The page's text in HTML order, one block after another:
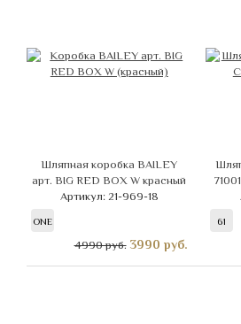
Шляпная коробка BAILEY
арт. BIG RED BOX W красный
Артикул: 21-969-18
ONE
4990 руб. 3990 руб.
61